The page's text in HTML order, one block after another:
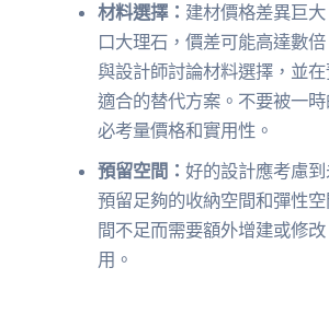
材料選擇： 建材價格差異巨
口大理石，價差可能高達數
與設計師討論材料選擇，並
適合的替代方案。不要被一
必考量價格和實用性。
預留空間：好的設計應考慮
預留足夠的收納空間和彈性
間不足而需要額外增建或修
用。